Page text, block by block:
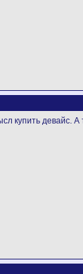
купить девайс. А